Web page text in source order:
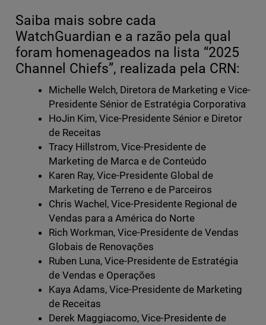
Saiba mais sobre cada
WatchGuardian e a razão pela qual
foram homenageados na lista “2025
Channel Chiefs”, realizada pela CRN:
Michelle Welch, Diretora de Marketing e Vice-
Presidente Sénior de Estratégia Corporativa
HoJin Kim, Vice-Presidente Sénior e Diretor
de Receitas
Tracy Hillstrom, Vice-Presidente de
Marketing de Marca e de Conteúdo
Karen Ray, Vice-Presidente Global de
Marketing de Terreno e de Parceiros
Chris Wachel, Vice-Presidente Regional de
Vendas para a América do Norte
Rich Workman, Vice-Presidente de Vendas
Globais de Renovações
Ruben Luna, Vice-Presidente de Estratégia
de Vendas e Operações
Kaya Adams, Vice-Presidente de Marketing
de Receitas
Derek Maggiacomo, Vice-Presidente de